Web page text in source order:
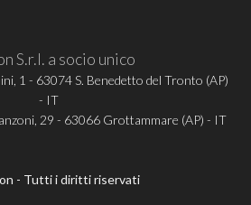
S.r.l. a socio unico
1 - 63074 S. Benedetto del Tronto (AP)
- IT
29 - 63066 Grottammare (AP) - IT
- Tutti i diritti riservati